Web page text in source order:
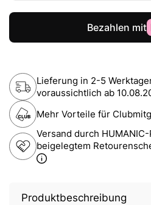
Lieferung in 2-5
voraussichtlich ab
Mehr Vorteile für
Versand durch
beigelegtem
Produktbeschreibung